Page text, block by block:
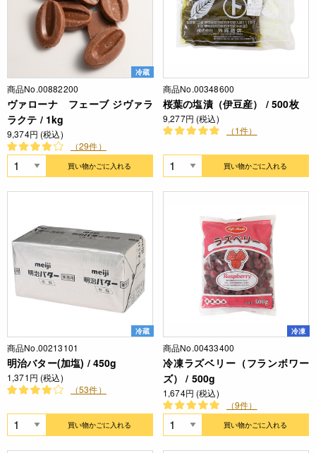
冷蔵
商品No.00882200
ヴァローナ フェーブ ジヴァラ
ラクテ / 1kg
9,374円 (税込)
（29件）
買い物かごに入れる
商品No.00348600
桜葉の塩漬（伊豆産） / 500枚
9,277円 (税込)
（1件）
買い物かごに入れる
冷蔵
商品No.00213101
明治バター(加塩) / 450g
1,371円 (税込)
（53件）
買い物かごに入れる
冷凍
商品No.00433400
冷凍ラズベリー（フランボワー
ズ） / 500g
1,674円 (税込)
（9件）
買い物かごに入れる